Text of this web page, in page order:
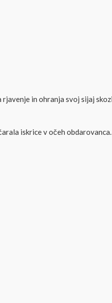
in ohranja svoj sijaj
iskrice v očeh obdarovanca.